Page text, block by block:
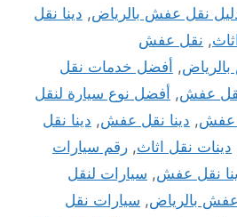
نقل عفش بالرياض, دينا نقل
, نقل عفش
, أفضل خدمات نقل
عفش, أفضل نوع سيارة لنقل
عفش, دينا نقل عفش, دينا نقل
دينات نقل اثاث, رقم سيارات
نقل عفش, سيارات لنقل
بالرياض, سيارات نقل